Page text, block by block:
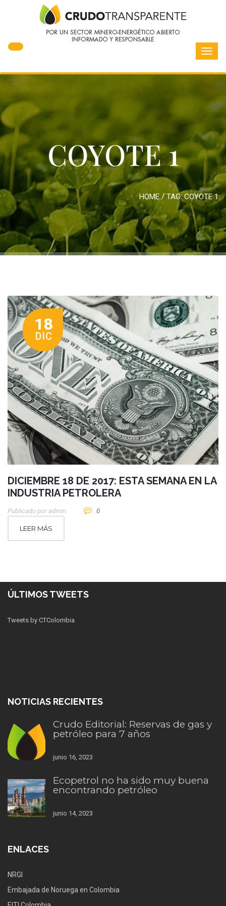
COYOTE 1
HOME/ TAG:COYOTE 1
18
DIC
DICIEMBRE 18 DE 2017: ESTA SEMANA EN LA
INDUSTRIA PETROLERA
Publicado por Admin 0
LEER MÁS
ÚLTIMOS TWEETS
Tweets by CTColombia
NOTICIAS RECIENTES
Crudo Editorial: Reservas de gas y
petróleo para 7 años
junio 16, 2023
Ecopetrol no ha sido muy buena
encontrando petróleo
junio 14, 2023
ENLACES
NRGI
Embajada de Noruega en Colombia